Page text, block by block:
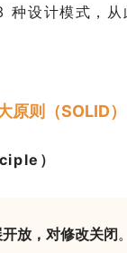
设计模式，从
原则（SOLID）
）
放，对修改关闭。